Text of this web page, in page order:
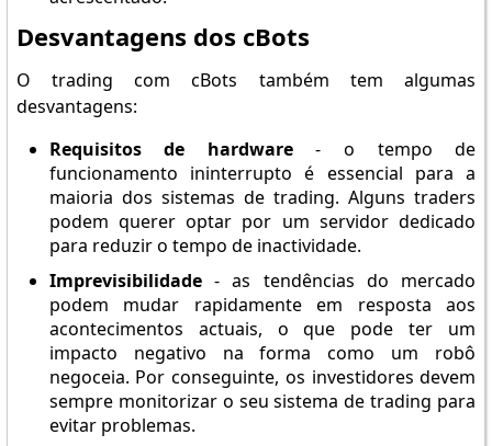
Desvantagens dos cBots
O trading com cBots também tem algumas
desvantagens:
Requisitos de hardware- o tempo de
funcionamento ininterrupto é essencial para a
maioria dos sistemas de trading. Alguns traders
podem querer optar por um servidor dedicado
para reduzir o tempo de inactividade.
Imprevisibilidade- as tendências do mercado
podem mudar rapidamente em resposta aos
acontecimentos actuais, o que pode ter um
impacto negativo na forma como um robô
negoceia. Por conseguinte, os investidores devem
sempre monitorizar o seu sistema de trading para
evitar problemas.